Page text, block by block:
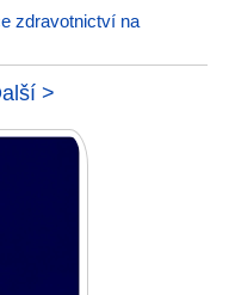
zdravotnictví na
>